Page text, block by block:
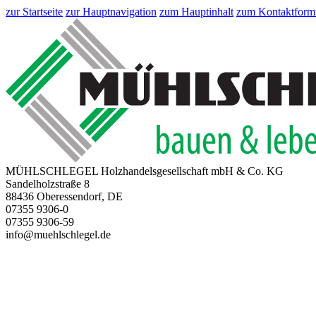
zur Startseite zur Hauptnavigation zum Hauptinhalt zum
MÜHLSCHLEGEL Holzhandelsgesellschaft mbH & Co. KG
Sandelholzstraße 8
88436 Oberessendorf, DE
07355 9306-0
07355 9306-59
info@muehlschlegel.de